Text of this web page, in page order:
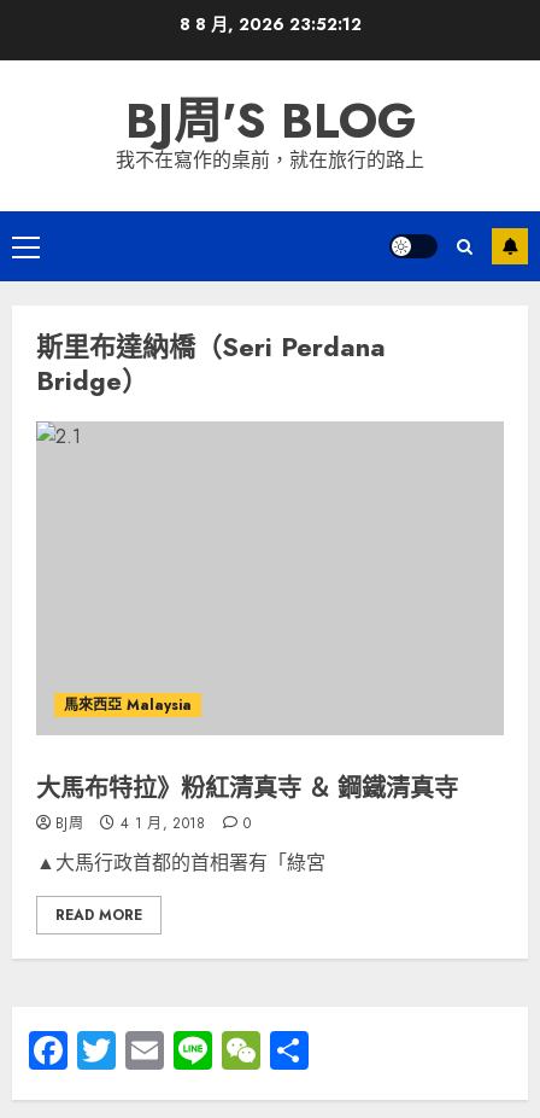
8 8 月, 2026 23:52:12
BJ周'S BLOG
我不在寫作的桌前，就在旅行的路上
Primary
Menu
斯里布達納橋（Seri Perdana
Bridge）
馬來西亞 Malaysia
大馬布特拉》粉紅清真寺 ＆ 鋼鐵清真寺
BJ周 4 1 月, 2018 0
▲大馬行政首都的首相署有「綠宮
READ MORE
Facebook
Twitter
Email
LineWeChat
享